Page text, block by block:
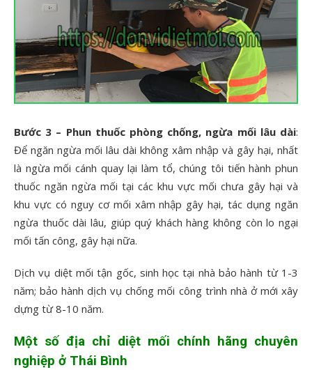
Bước 3 – Phun thuốc phòng chống, ngừa mối lâu dài:
Để ngăn ngừa mối lâu dài không xâm nhập và gây hại, nhất
là ngừa mối cánh quay lại làm tổ, chúng tôi tiến hành phun
thuốc ngăn ngừa mối tại các khu vực mối chưa gây hại và
khu vực có nguy cơ mối xâm nhập gây hại, tác dụng ngăn
ngừa thuốc dài lâu, giúp quý khách hàng không còn lo ngại
mối tấn công, gây hại nữa.
Dịch vụ diệt mối tận gốc, sinh học tại nhà bảo hành từ 1-3
năm; bảo hành dịch vụ chống mối công trình nhà ở mới xây
dựng từ 8-10 năm.
Một số địa chỉ diệt mối chính hãng chuyên
nghiệp ở Thái Bình